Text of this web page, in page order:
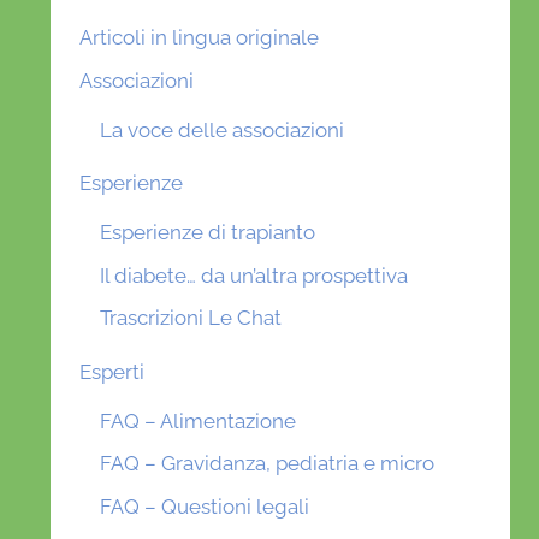
Articoli in lingua originale
Associazioni
La voce delle associazioni
Esperienze
Esperienze di trapianto
Il diabete… da un’altra prospettiva
Trascrizioni Le Chat
Esperti
FAQ – Alimentazione
FAQ – Gravidanza, pediatria e micro
FAQ – Questioni legali